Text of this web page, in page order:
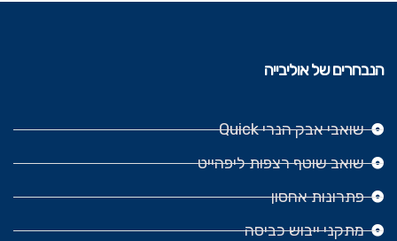
הנבחרים של אוליבייה
שואבי אבק הנרי Quick
שואב שוטף רצפות ליפהייט
פתרונות אחסון
מתקני ייבוש כביסה